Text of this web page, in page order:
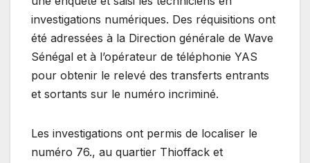
investigations numériques. Des réquisitions ont
été adressées à la Direction générale de Wave
Sénégal et à l’opérateur de téléphonie YAS
pour obtenir le relevé des transferts entrants
et sortants sur le numéro incriminé.
Les investigations ont permis de localiser le
numéro 76., au quartier Thioffack et